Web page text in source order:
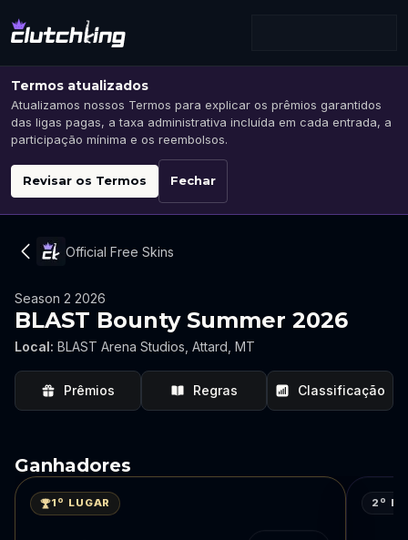
Termos atualizados
Atualizamos nossos Termos para explicar os prêmios garantidos
das ligas pagas, a taxa administrativa incluída em cada entrada, a
participação mínima e os reembolsos.
Revisar os Termos Fechar
Official Free Skins
Season 2 2026
BLAST Bounty Summer 2026
Local: BLAST Arena Studios, Attard, MT
Prêmios Regras Classificação
Ganhadores
1º LUGAR 2º